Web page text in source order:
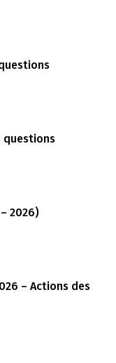
questions
2026)
– Actions des